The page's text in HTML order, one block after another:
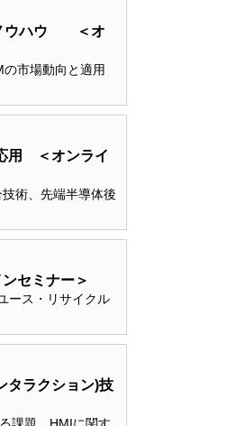
ノウハウ ＜オ
市場動向と適用
用 ＜オンライ
術、先端半導体後
セミナー＞
ース・リサイクル
タラクション)技